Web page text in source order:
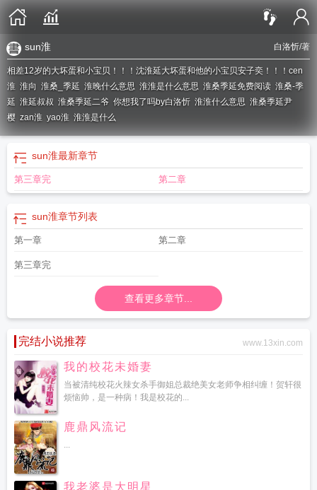
白洛忻/著
sun淮
相差12岁的大坏蛋和小宝贝！！！沈淮延大坏蛋和他的小宝贝安子奕！！！ cen
淮 淮向 淮桑_季延 淮晚什么意思 淮淮是什么意思 淮桑季延免费阅读 淮桑-季
延 淮延叔叔 淮桑季延二爷 你想我了吗by白洛忻 淮淮什么意思 淮桑季延尹
樱 zan淮 yao淮 淮淮是什么
sun淮最新章节
第三章完 第二章
sun淮章节列表
第一章 第二章
第三章完
查看更多章节...
完结小说推荐 www.13xin.com
我的校花未婚妻
当被清纯校花火辣女杀手御姐总裁绝美女老师争相纠缠！贺轩很
烦恼帅，是一种病！我是校花的...
鹿鼎风流记
...
我老婆是大明星